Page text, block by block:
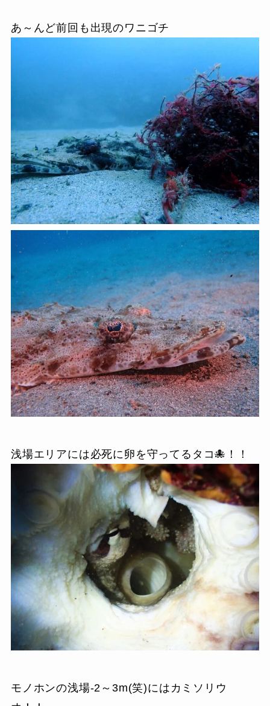
あ～んど前回も出現のワニゴチ
浅場エリアには必死に卵を守ってるタコ🐙！！
モノホンの浅場-2～3m(笑)にはカミソリウ